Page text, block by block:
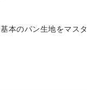
本のパン生地をマスタ